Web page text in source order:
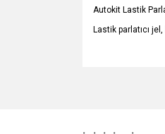
Autokit Lastik
Lastik parlatıcı